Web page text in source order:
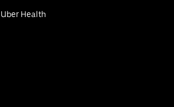
Uber Health